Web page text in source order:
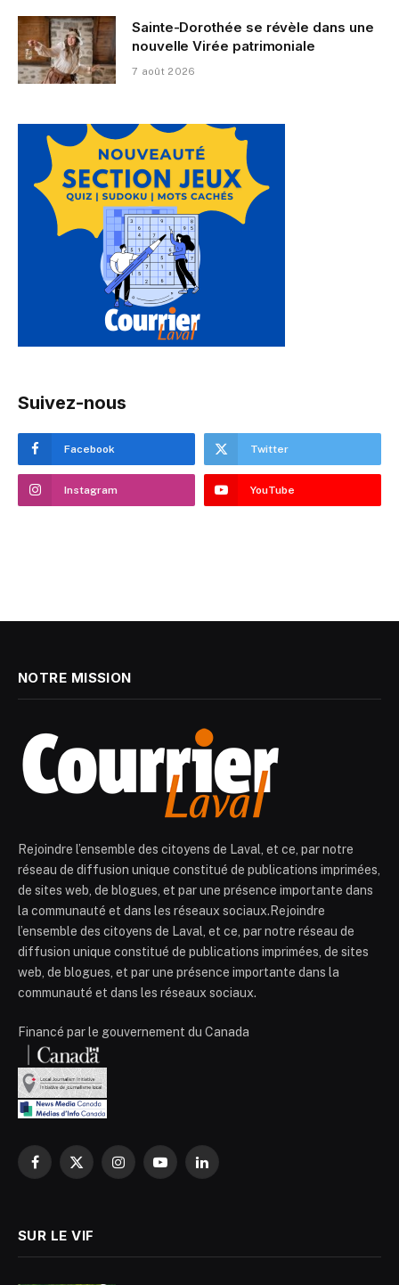
Sainte-Dorothée se révèle dans une
nouvelle Virée patrimoniale
7 août 2026
Suivez-nous
Facebook Twitter
Instagram YouTube
NOTRE MISSION
Rejoindre l’ensemble des citoyens de Laval, et ce, par notre
réseau de diffusion unique constitué de publications imprimées,
de sites web, de blogues, et par une présence importante dans
la communauté et dans les réseaux sociaux.Rejoindre
l’ensemble des citoyens de Laval, et ce, par notre réseau de
diffusion unique constitué de publications imprimées, de sites
web, de blogues, et par une présence importante dans la
communauté et dans les réseaux sociaux.
Financé par le gouvernement du Canada
Facebook
X
InstagramYouTubeLinkedIn
SUR LE VIF